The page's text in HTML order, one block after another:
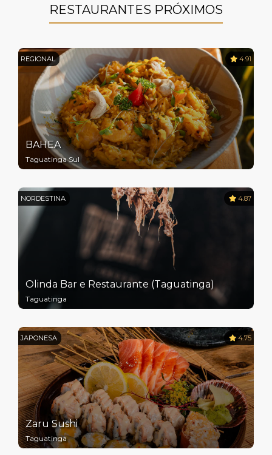
RESTAURANTES PRÓXIMOS
REGIONAL 4.91
BAHEA
Taguatinga Sul
NORDESTINA 4.87
Olinda Bar e Restaurante (Taguatinga)
Taguatinga
JAPONESA 4.75
Zaru Sushi
Taguatinga